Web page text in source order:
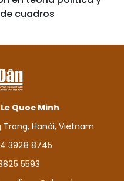
cuadros
Le Quoc Minh
Hanói, Vietnam
3928 8745
5593